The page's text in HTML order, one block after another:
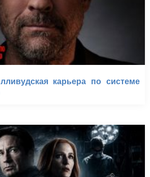
карьера по системе